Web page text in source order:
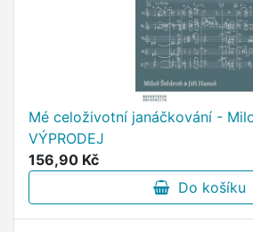
Mé celoživotní janáčkování -
VÝPRODEJ
156,90 Kč
Do košíku